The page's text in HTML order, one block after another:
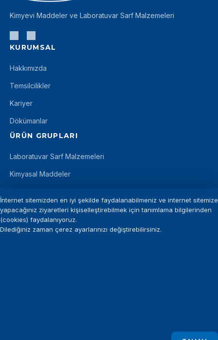
Kimyevi Maddeler ve Laboratuvar Sarf Malzemeleri
KURUMSAL
Hakkımızda
Temsilcilikler
Kariyer
Dökümanlar
ÜRÜN GRUPLARI
Laboratuvar Sarf Malzemeleri
Kimyasal Maddeler
İLETIŞIM
+90 212 875 11 12
İnternet sitemizden en iyi şekilde faydalanabilmeniz ve internet sitemize
yapacağınız ziyaretleri kişiselleştirebilmek için tanımlama bilgilerinden
(cookies) faydalanıyoruz.
Dilediğiniz zaman çerez ayarlarınızı değiştirebilirsiniz.